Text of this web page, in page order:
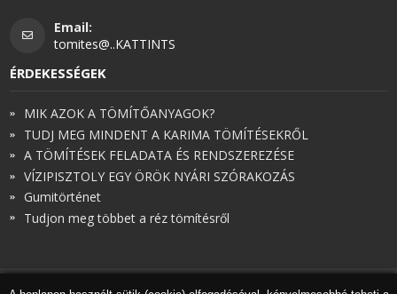
Email:
tomites@..KATTINTS
ÉRDEKESSÉGEK
MIK AZOK A TÖMÍTŐANYAGOK?
TUDJ MEG MINDENT A KARIMA TÖMÍTÉSEKRŐL
A TÖMÍTÉSEK FELADATA ÉS RENDSZEREZÉSE
VÍZIPISZTOLY EGY ÖRÖK NYÁRI SZÓRAKOZÁS
Gumitörténet
Tudjon meg többet a réz tömítésről